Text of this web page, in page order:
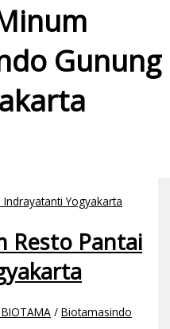
Gunung
Resto Pantai
/Biotamasindo